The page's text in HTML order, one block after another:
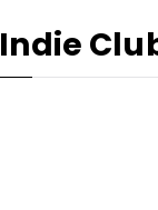
Indie